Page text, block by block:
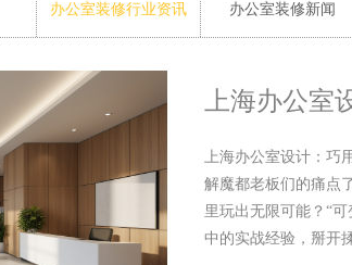
办公室装修行业资讯 办公室装修新闻
上海办公室
上海办公室设计：巧
解魔都老板们的痛点
里玩出无限可能？“
中的实战经验，掰开